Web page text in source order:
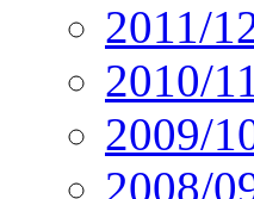
2011/
2010/11
2009/
2008/